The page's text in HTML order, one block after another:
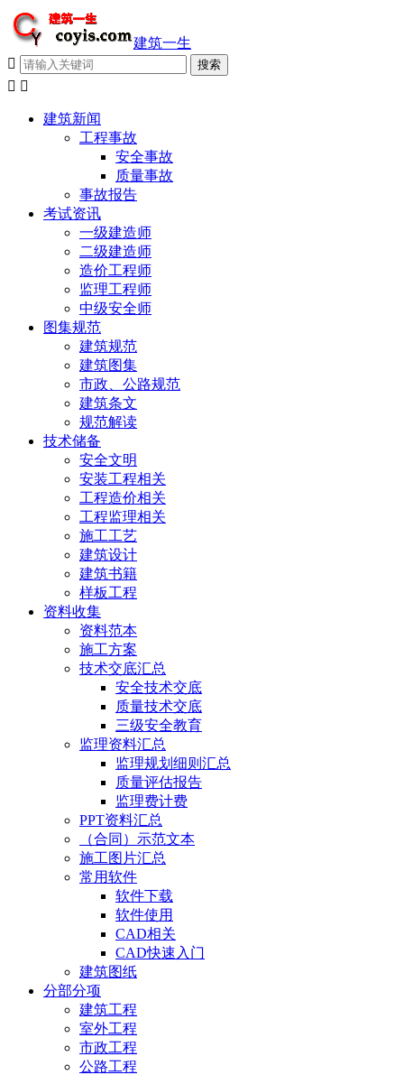
建筑一生

 
建筑新闻
工程事故
安全事故
质量事故
事故报告
考试资讯
一级建造师
二级建造师
造价工程师
监理工程师
中级安全师
图集规范
建筑规范
建筑图集
市政、公路规范
建筑条文
规范解读
技术储备
安全文明
安装工程相关
工程造价相关
工程监理相关
施工工艺
建筑设计
建筑书籍
样板工程
资料收集
资料范本
施工方案
技术交底汇总
安全技术交底
质量技术交底
三级安全教育
监理资料汇总
监理规划细则汇总
质量评估报告
监理费计费
PPT资料汇总
（合同）示范文本
施工图片汇总
常用软件
软件下载
软件使用
CAD相关
CAD快速入门
建筑图纸
分部分项
建筑工程
室外工程
市政工程
公路工程